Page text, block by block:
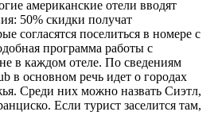
американские отели вводят
50% скидки получат
согласятся поселиться в номере с
программа работы с
в каждом отеле. По сведениям
в основном речь идет о городах
Среди них можно назвать Сиэтл,
Если турист заселится там,